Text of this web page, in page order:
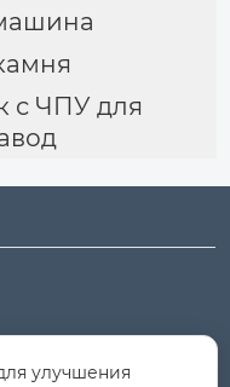
с ЧПУ для
улучшения